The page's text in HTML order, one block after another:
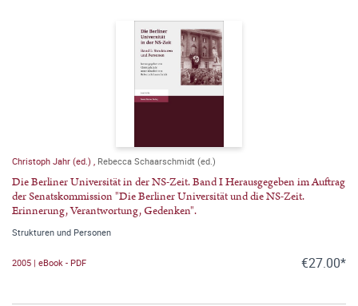
Christoph Jahr (ed.) Rebecca Schaarschmidt (ed.)
Die Berliner Universität in der NS-Zeit. Band I Herausgegeben im Auftrag
der Senatskommission "Die Berliner Universität und die NS-Zeit.
Erinnerung, Verantwortung, Gedenken".
Strukturen und Personen
2005 | eBook - PDF €27.00*